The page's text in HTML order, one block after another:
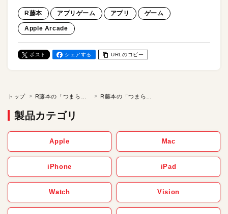
R藤本 アプリゲーム アプリ ゲーム
Apple Arcade
ポスト シェアする URLのコピー
トップ
製品カテゴリ
Apple Mac
iPhone iPad
Watch Vision